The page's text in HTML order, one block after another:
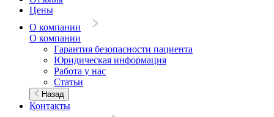
Цены
О компании
О компании
Гарантия безопасности пациента
Юридическая информация
Работа у нас
Статьи
Назад
Контакты